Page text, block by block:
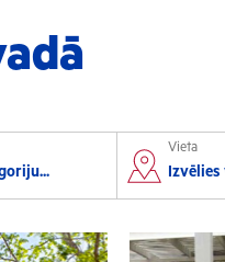
sports
Vieta
Izvēlies